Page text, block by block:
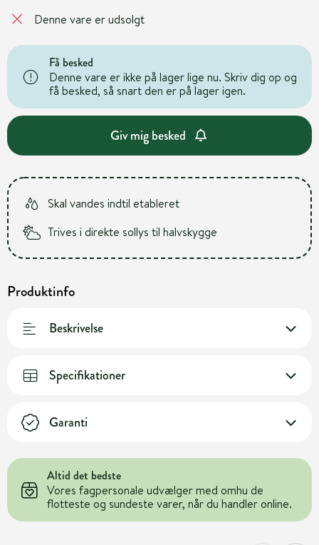
Denne vare er udsolgt
Få besked
Denne vare er ikke på lager lige nu. Skriv dig op og
få besked, så snart den er på lager igen.
Giv mig besked
Skal vandes indtil etableret
Trives i direkte sollys til halvskygge
Produktinfo
Beskrivelse
Specifikationer
Garanti
Altid det bedste
Vores fagpersonale udvælger med omhu de
flotteste og sundeste varer, når du handler online.